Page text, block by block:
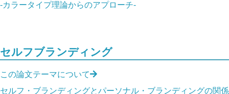
-カラータイプ理論からのアプローチ-
セルフブランディング
この論文テーマについて
セルフ・ブランディングとパーソナル・ブランディングの関係